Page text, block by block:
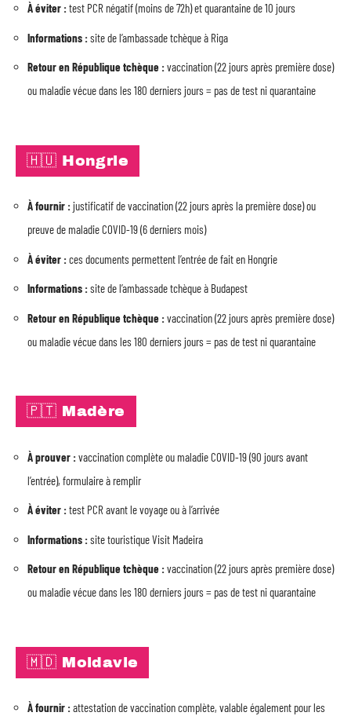
À éviter :test PCR négatif (moins de 72h) et quarantaine de 10 jours
Informations :site de l’ambassade tchèque à Riga
Retour en République tchèque :vaccination (22 jours après première dose)
ou maladie vécue dans les 180 derniers jours = pas de test ni quarantaine
🇭🇺 Hongrie
À fournir :justificatif de vaccination (22 jours après la première dose) ou
preuve de maladie COVID-19 (6 derniers mois)
À éviter :ces documents permettent l’entrée de fait en Hongrie
Informations :site de l’ambassade tchèque à Budapest
Retour en République tchèque :vaccination (22 jours après première dose)
ou maladie vécue dans les 180 derniers jours = pas de test ni quarantaine
🇵🇹 Madère
À prouver :vaccination complète ou maladie COVID-19 (90 jours avant
l’entrée), formulaire à remplir
À éviter :test PCR avant le voyage ou à l’arrivée
Informations :site touristique Visit Madeira
Retour en République tchèque :vaccination (22 jours après première dose)
ou maladie vécue dans les 180 derniers jours = pas de test ni quarantaine
🇲🇩 Moldavie
À fournir :attestation de vaccination complète, valable également pour les